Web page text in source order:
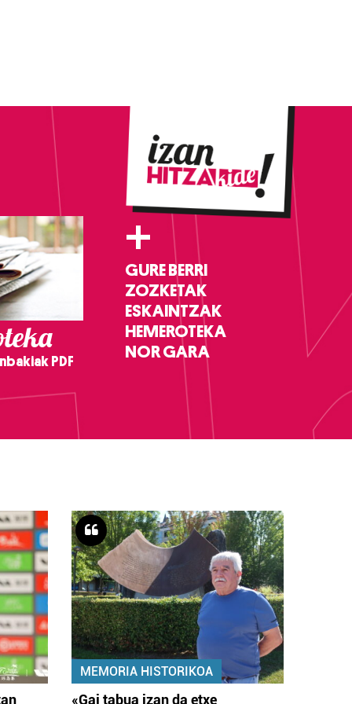
PDF
+
GURE BERRI
ZOZKETAK
ESKAINTZAK
HEMEROTEKA
NOR GARA
MEMORIA HISTORIKOA
«Gai tabua izan da etxe